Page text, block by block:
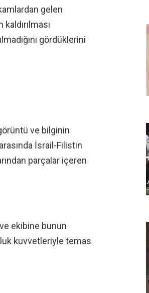
gelen
gördüklerini
ve bilginin
İsrail-Filistin
parçalar içeren
ekibine bunun
kuvvetleriyle temas